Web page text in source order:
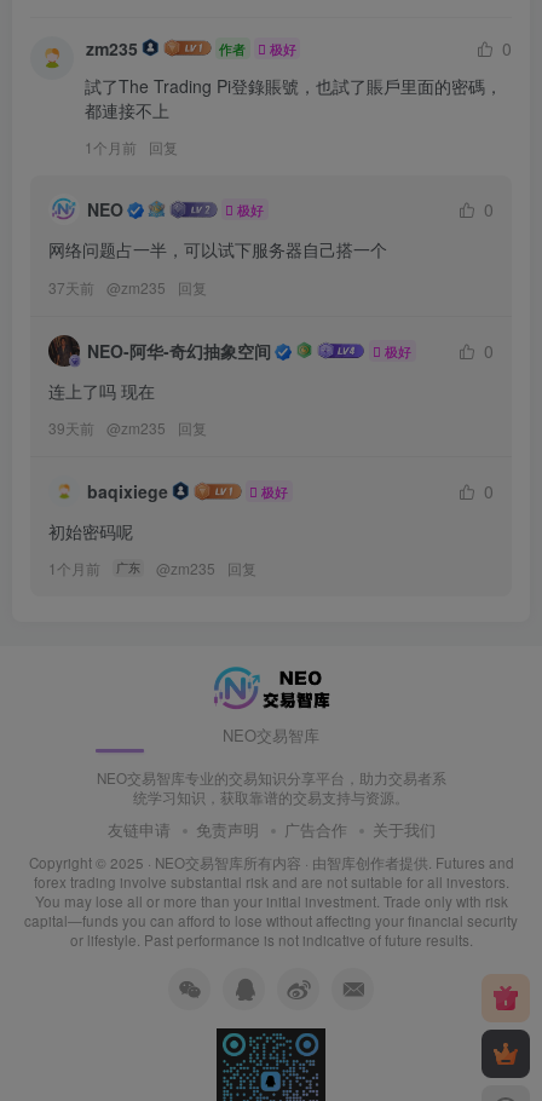
zm235 作者 极好
0
試了The Trading Pi登錄賬號，也試了賬戶里面的密碼，
都連接不上
1个月前 回复
NEO 极好
0
网络问题占一半，可以试下服务器自己搭一个
37天前 @zm235 回复
NEO-阿华-奇幻抽象空间 极好
0
连上了吗 现在
39天前 @zm235 回复
baqixiege 极好
0
初始密码呢
1个月前 广东 @zm235 回复
NEO交易智库
NEO交易智库专业的交易知识分享平台，助力交易者系
统学习知识，获取靠谱的交易支持与资源。
友链申请 免责声明 广告合作 关于我们
Copyright © 2025 · NEO交易智库所有内容 · 由智库创作者提供. Futures and
forex trading involve substantial risk and are not suitable for all investors.
You may lose all or more than your initial investment. Trade only with risk
capital—funds you can afford to lose without affecting your financial security
or lifestyle. Past performance is not indicative of future results.